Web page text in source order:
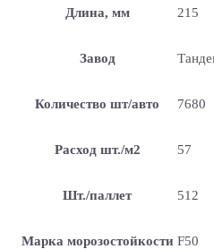
Длина, мм 215
Завод
Количество шт/авто 7680
Расход шт./м2 57
Шт./паллет 512
Марка морозостойкости F50